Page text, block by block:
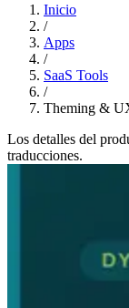
Inicio
/
Apps
/
SaaS Tools
/
Theming &
Los detalles del
traducciones.